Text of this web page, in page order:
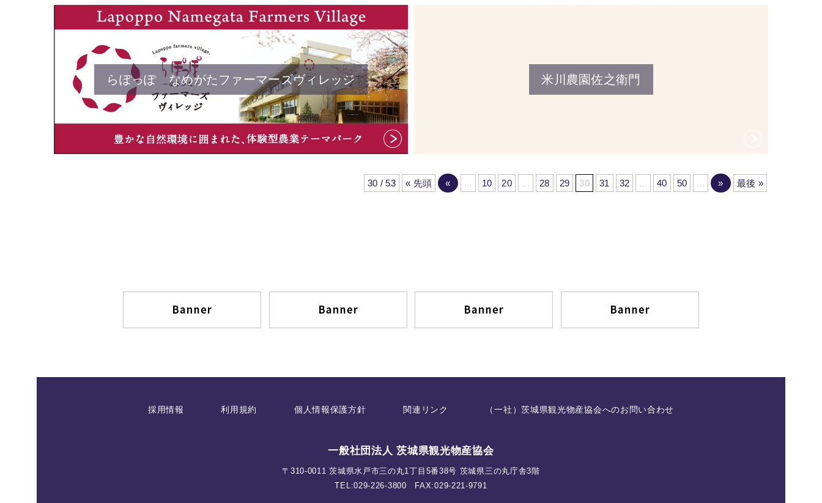
らぽっぽ なめがたファーマーズヴィレッジ 米川農園佐之衛門
30 / 53 « 先頭 « ... 10 20 ... 28 29 30 31 32 ... 40 50 ... » 最後 »
採用情報 利用規約 個人情報保護方針 関連リンク （一社）茨城県観光物産協会へのお問い合わせ
一般社団法人 茨城県観光物産協会
〒310-0011 茨城県水戸市三の丸1丁目5番38号 茨城県三の丸庁舎3階
TEL:029-226-3800 FAX:029-221-9791